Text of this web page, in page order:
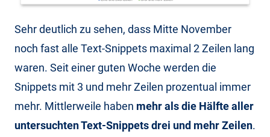
Sehr deutlich zu sehen, dass Mitte November
noch fast alle Text-Snippets maximal 2 Zeilen lang
waren. Seit einer guten Woche werden die
Snippets mit 3 und mehr Zeilen prozentual immer
mehr. Mittlerweile haben mehr als die Hälfte aller
untersuchten Text-Snippets drei und mehr Zeilen.